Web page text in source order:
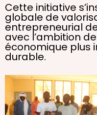
Cette initiative
globale de
entrepreneurial
avec l’ambition
économique plus
durable.